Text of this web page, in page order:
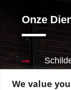
We value
Onze

